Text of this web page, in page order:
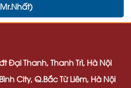
Đại Thanh, Thanh Trì, Hà Nội
City, Q.Bắc Từ Liêm, Hà Nội